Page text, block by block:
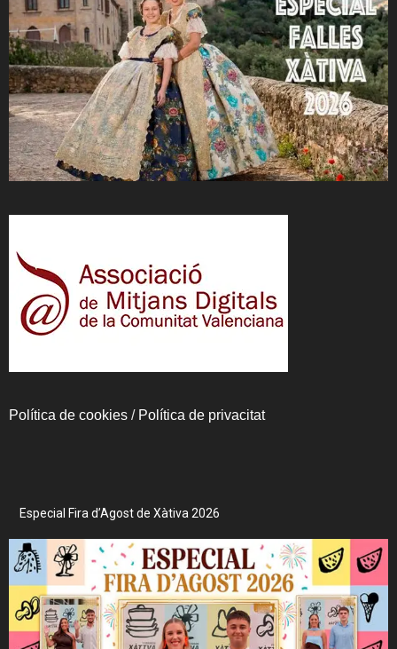
Política de cookies / Política de privacitat
Especial Fira d’Agost de Xàtiva 2026